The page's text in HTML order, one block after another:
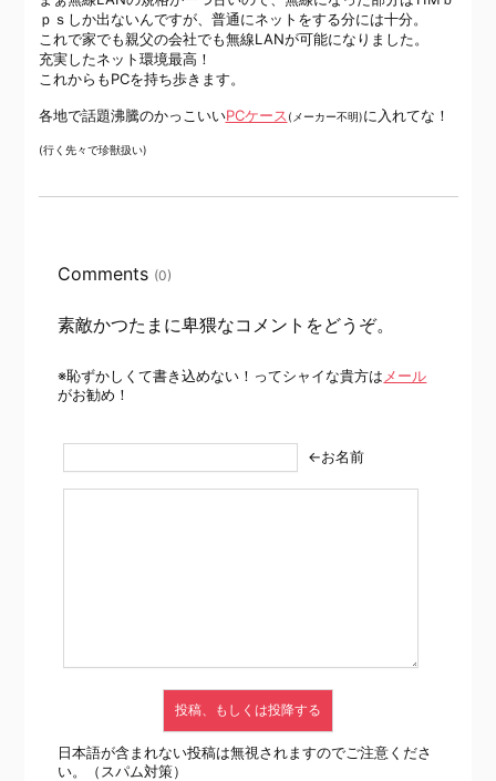
ｐｓしか出ないんですが、普通にネットをする分には十分。
これで家でも親父の会社でも無線LANが可能になりました。
充実したネット環境最高！
これからもPCを持ち歩きます。
各地で話題沸騰のかっこいいPCケース (メーカー不明)に入れてな！
(行く先々で珍獣扱い)
Comments (0)
素敵かつたまに卑猥なコメントをどうぞ。
※恥ずかしくて書き込めない！ってシャイな貴方は メール
がお勧め！
←お名前
日本語が含まれない投稿は無視されますのでご注意くださ
い。（スパム対策）